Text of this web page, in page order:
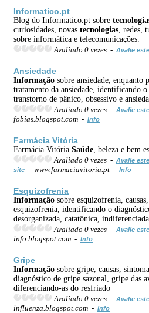
Informatico.pt
Blog do Informatico.pt sobre
curiosidades, novas tecnologias , redes,
sobre informática e telecomunicações.
Avaliado 0 vezes - Avalie
Ansiedade
Informação sobre ansiedade, enquanto
tratamento da ansiedade, identificando
transtorno de pânico, obsessivo e
Avaliado 0 vezes - Avalie
fobias.blogspot.com - Info
Farmácia Vitória
Farmácia Vitória Saúde , beleza e bem
Avaliado 0 vezes - Avalie este
site - www.farmaciavitoria.pt - Info
Esquizofrenia
Informação sobre esquizofrenia,
esquizofrenia, identificando o
desorganizada, catatônica, indiferenciada
Avaliado 0 vezes - Avalie
info.blogspot.com - Info
Gripe
Informação sobre gripe, causas,
diagnóstico de gripe sazonal, gripe das
diferenciando-as do resfriado
Avaliado 0 vezes - Avalie
influenza.blogspot.com - Info